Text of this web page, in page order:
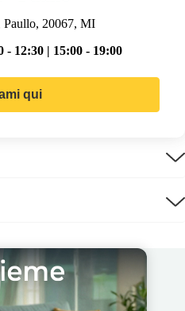
20067, MI
- 12:30 | 15:00 - 19:00
qui